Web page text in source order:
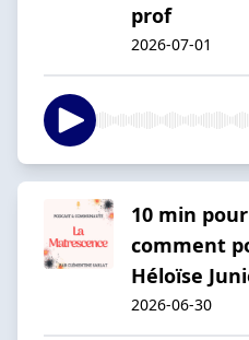
prof
2026-07-01
10 min
comment
Héloïse
2026-06-30